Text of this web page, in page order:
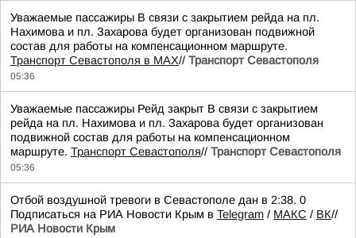
Уважаемые пассажиры В связи с закрытием рейда на пл.
Нахимова и пл. Захарова будет организован подвижной
состав для работы на компенсационном маршруте.
Транспорт Севастополя в MAX// Транспорт Севастополя
05:36
Уважаемые пассажиры Рейд закрыт В связи с закрытием
рейда на пл. Нахимова и пл. Захарова будет организован
подвижной состав для работы на компенсационном
маршруте. Транспорт Севастополя// Транспорт Севастополя
05:36
Отбой воздушной тревоги в Севастополе дан в 2:38. 0
Подписаться на РИА Новости Крым в Telegram / МАКС / ВК//
РИА Новости Крым